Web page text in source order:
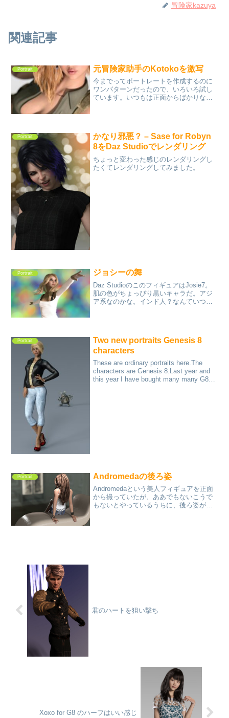
冒険家kazuya
関連記事
Portrait 元冒険家助手のKotokoを激写
今までってポートレートを作成するのに
ワンパターンだったので、いろいろ試し
ています。いつもは正面からばかりなの
Portrait
かなり邪悪？ – Sase for Robyn
8をDaz Studioでレンダリング
ちょっと変わった感じのレンダリングし
たくてレンダリングしてみました。
Portrait ジョシーの舞
Daz StudioのこのフィギュアはJosie7。
肌の色がちょっぴり黒いキャラだ。アジ
ア系なのかな。インド人？なんていつも
Portrait
Two new portraits Genesis 8
characters
These are ordinary portraits here.The
characters are Genesis 8.Last year and
this year I have bought many many G8
Portrait Andromedaの後ろ姿
Andromedaという美人フィギュアを正面
から撮っていたが、ああでもないこうで
もないとやっているうちに、後ろ姿が気
君のハートを狙い撃ち
Xoxo for G8 のハーフはいい感じ